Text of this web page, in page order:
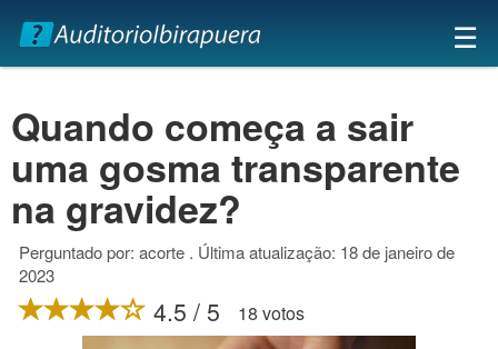
×
☰
Quando começa a sair
uma gosma transparente
na gravidez?
Perguntado por: acorte . Última atualização: 18 de janeiro de
2023
4.5 / 5 18 votos